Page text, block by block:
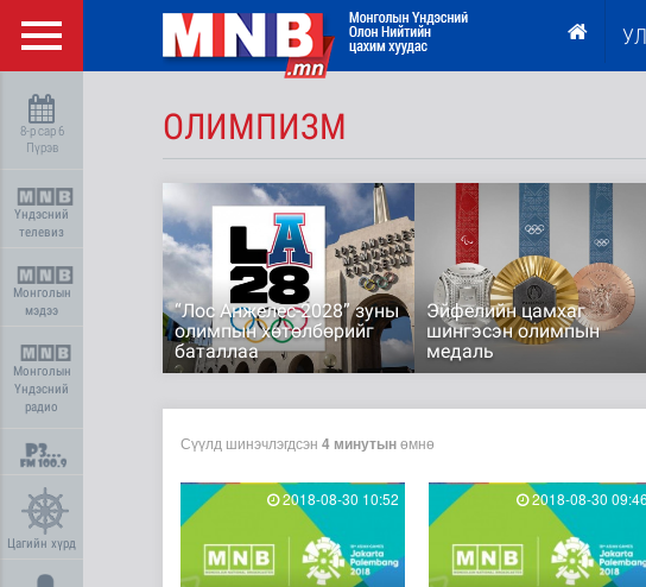
8-р сар 6
Пүрэв
Үндэсний
телевиз
Монголын
мэдээ
Монголын
Үндэсний
радио
Цагийн хүрд
ОЛИМПИЗМ
“Лос Анжелес-2028” зуны
олимпын хөтөлбөрийг
баталлаа
Эйфелийн цамхаг
шингэсэн олимпын
медаль
Сүүлд шинэчлэгдсэн 4 минутынөмнө
2018-08-30 10:52 2018-08-30 09:46